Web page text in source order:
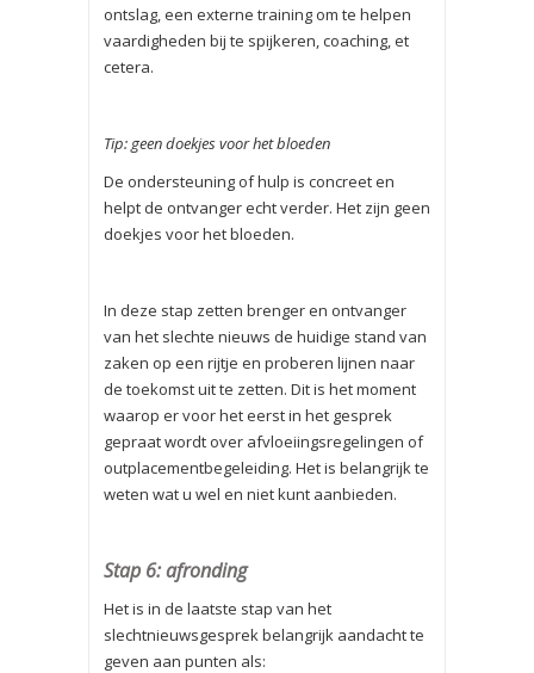
ontslag, een externe training om te helpen
vaardigheden bij te spijkeren, coaching, et
cetera.
Tip: geen doekjes voor het bloeden
De ondersteuning of hulp is concreet en
helpt de ontvanger echt verder. Het zijn geen
doekjes voor het bloeden.
In deze stap zetten brenger en ontvanger
van het slechte nieuws de huidige stand van
zaken op een rijtje en proberen lijnen naar
de toekomst uit te zetten. Dit is het moment
waarop er voor het eerst in het gesprek
gepraat wordt over afvloeiingsregelingen of
outplacementbegeleiding. Het is belangrijk te
weten wat u wel en niet kunt aanbieden.
Stap 6: afronding
Het is in de laatste stap van het
slechtnieuwsgesprek belangrijk aandacht te
geven aan punten als: